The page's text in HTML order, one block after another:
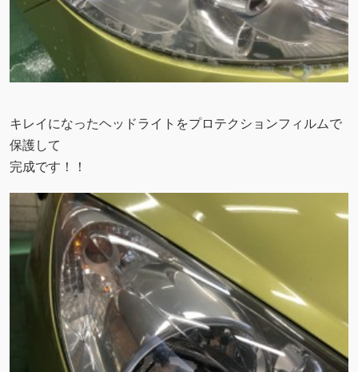
キレイになったヘッドライトをプロテクションフィルムで
保護して
完成です！！